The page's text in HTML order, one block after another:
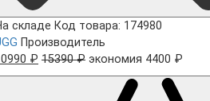
складе Код товара: 174980
Производитель
₽ 15390 ₽ экономия 4400 ₽